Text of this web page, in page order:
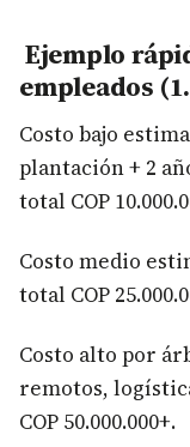
Ejemplo
empleados
Costo bajo
plantación + 2
total COP
Costo medio
total COP
Costo alto por
remotos,
COP 50.000.000+.